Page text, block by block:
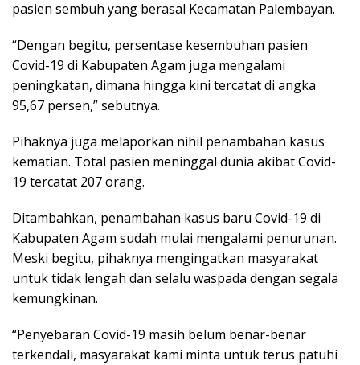
pasien sembuh yang berasal Kecamatan Palembayan.
“Dengan begitu, persentase kesembuhan pasien
Covid-19 di Kabupaten Agam juga mengalami
peningkatan, dimana hingga kini tercatat di angka
95,67 persen,” sebutnya.
Pihaknya juga melaporkan nihil penambahan kasus
kematian. Total pasien meninggal dunia akibat Covid-
19 tercatat 207 orang.
Ditambahkan, penambahan kasus baru Covid-19 di
Kabupaten Agam sudah mulai mengalami penurunan.
Meski begitu, pihaknya mengingatkan masyarakat
untuk tidak lengah dan selalu waspada dengan segala
kemungkinan.
“Penyebaran Covid-19 masih belum benar-benar
terkendali, masyarakat kami minta untuk terus patuhi